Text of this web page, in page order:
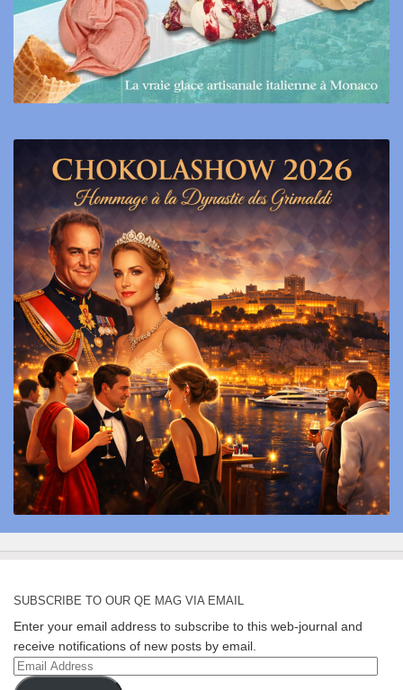
SUBSCRIBE TO OUR QE MAG VIA EMAIL
Enter your email address to subscribe to this web-journal and
receive notifications of new posts by email.
Email
Address